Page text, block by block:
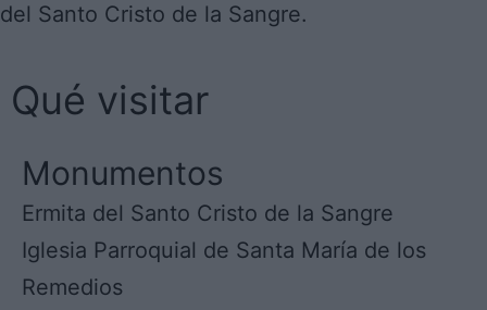
del Santo Cristo de la Sangre.
Qué visitar
Monumentos
Ermita del Santo Cristo de la Sangre
Iglesia Parroquial de Santa María de los
Remedios